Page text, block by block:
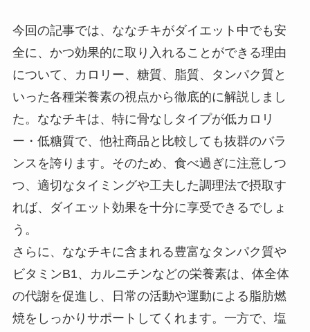
今回の記事では、ななチキがダイエット中でも安
全に、かつ効果的に取り入れることができる理由
について、カロリー、糖質、脂質、タンパク質と
いった各種栄養素の視点から徹底的に解説しまし
た。ななチキは、特に骨なしタイプが低カロリ
ー・低糖質で、他社商品と比較しても抜群のバラ
ンスを誇ります。そのため、食べ過ぎに注意しつ
つ、適切なタイミングや工夫した調理法で摂取す
れば、ダイエット効果を十分に享受できるでしょ
う。
さらに、ななチキに含まれる豊富なタンパク質や
ビタミンB1、カルニチンなどの栄養素は、体全体
の代謝を促進し、日常の活動や運動による脂肪燃
焼をしっかりサポートしてくれます。一方で、塩